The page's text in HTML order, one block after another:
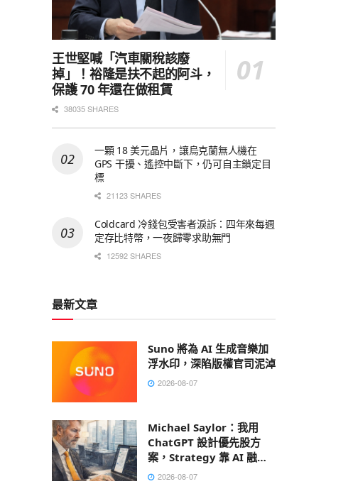
王世堅喊「汽車關稅該廢
掉」！裕隆是扶不起的阿斗，
保護 70 年還在做租賃
38035 SHARES
一顆 18 美元晶片，讓烏克蘭無人機在
GPS 干擾、遙控中斷下，仍可自主鎖定目
標
21123 SHARES
Coldcard 冷錢包受害者淚訴：四年來每週
定存比特幣，一夜歸零求助無門
12592 SHARES
最新文章
Suno 將為 AI 生成音樂加
浮水印，深陷版權官司泥淖
2026-08-07
Michael Saylor：我用
ChatGPT 設計優先股方
案，Strategy 靠 AI 融資
150 億美元
2026-08-07